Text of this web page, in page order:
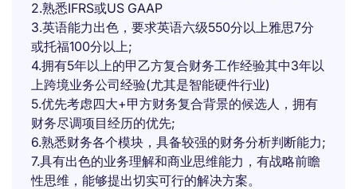
2.熟悉IFRS或US GAAP
3.英语能力出色，要求英语六级550分以上雅思7分
或托福100分以上;
4.拥有5年以上的甲乙方复合财务工作经验其中3年以
上跨境业务公司经验(尤其是智能硬件行业)
5.优先考虑四大+甲方财务复合背景的候选人，拥有
财务尽调项目经历的优先;
6.熟悉财务各个模块，具备较强的财务分析判断能力;
7.具有出色的业务理解和商业思维能力，有战略前瞻
性思维，能够提出切实可行的解决方案。